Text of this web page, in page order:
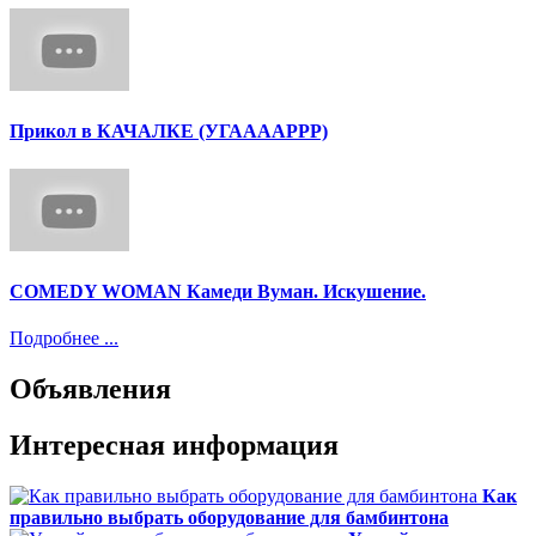
Прикол в КАЧАЛКЕ (УГААААРРР)
COMEDY WOMAN Камеди Вуман. Искушение.
Подробнее ...
Объявления
Интересная информация
Как
правильно выбрать оборудование для бамбинтона